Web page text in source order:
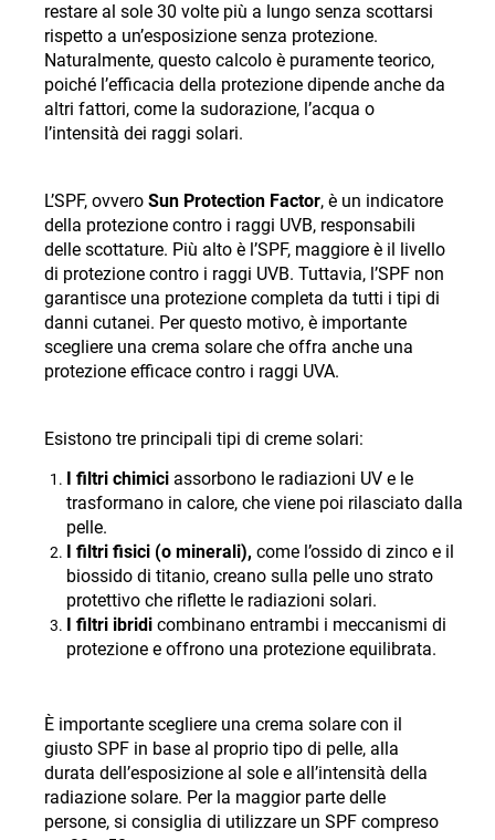
restare al sole 30 volte più a lungo senza scottarsi
rispetto a un’esposizione senza protezione.
Naturalmente, questo calcolo è puramente teorico,
poiché l’efficacia della protezione dipende anche da
altri fattori, come la sudorazione, l’acqua o
l’intensità dei raggi solari.
L’SPF, ovvero Sun Protection Factor, è un indicatore
della protezione contro i raggi UVB, responsabili
delle scottature. Più alto è l’SPF, maggiore è il livello
di protezione contro i raggi UVB. Tuttavia, l’SPF non
garantisce una protezione completa da tutti i tipi di
danni cutanei. Per questo motivo, è importante
scegliere una crema solare che offra anche una
protezione efficace contro i raggi UVA.
Esistono tre principali tipi di creme solari:
I filtri chimici assorbono le radiazioni UV e le
trasformano in calore, che viene poi rilasciato dalla
pelle.
I filtri fisici (o minerali), come l’ossido di zinco e il
biossido di titanio, creano sulla pelle uno strato
protettivo che riflette le radiazioni solari.
I filtri ibridi combinano entrambi i meccanismi di
protezione e offrono una protezione equilibrata.
È importante scegliere una crema solare con il
giusto SPF in base al proprio tipo di pelle, alla
durata dell’esposizione al sole e all’intensità della
radiazione solare. Per la maggior parte delle
persone, si consiglia di utilizzare un SPF compreso